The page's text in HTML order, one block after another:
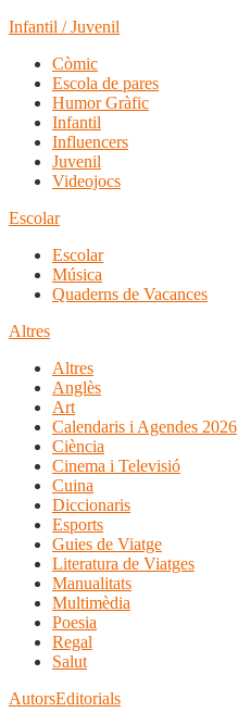
Infantil / Juvenil
Còmic
Escola de pares
Humor Gràfic
Infantil
Influencers
Juvenil
Videojocs
Escolar
Escolar
Música
Quaderns de Vacances
Altres
Altres
Anglès
Art
Calendaris i Agendes 2026
Ciència
Cinema i Televisió
Cuina
Diccionaris
Esports
Guies de Viatge
Literatura de Viatges
Manualitats
Multimèdia
Poesia
Regal
Salut
AutorsEditorials